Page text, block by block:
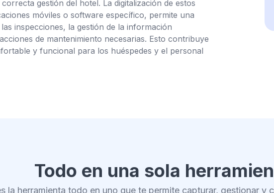
gestión del hotel. La digitalización de estos
móviles o software específico, permite una
inspecciones, la gestión de la información
de mantenimiento necesarias. Esto contribuye
y funcional para los huéspedes y el personal
Todo en una sola
la herramienta todo en uno que te permite capturar, gestionar y